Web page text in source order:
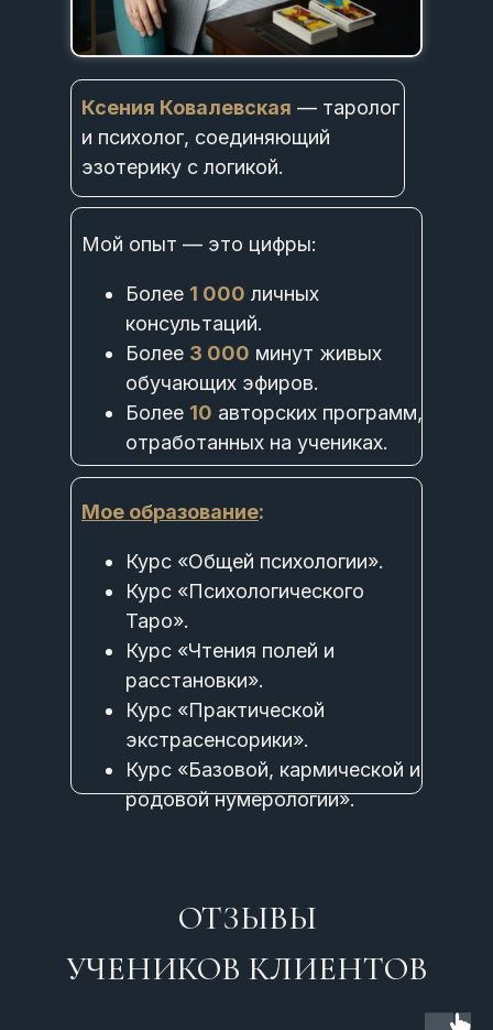
Ксения Ковалевская — таролог
и психолог, соединяющий
эзотерику с логикой.
Мой опыт — это цифры:
Более 1 000 личных
консультаций.
Более 3 000 минут живых
обучающих эфиров.
Более 10 авторских программ,
отработанных на учениках.
Мое образование:
Курс «Общей психологии».
Курс «Психологического
Таро».
Курс «Чтения полей и
расстановки».
Курс «Практической
экстрасенсорики».
Курс «Базовой, кармической и
родовой нумерологии».
ОТЗЫВЫ
УЧЕНИКОВ КЛИЕНТОВ